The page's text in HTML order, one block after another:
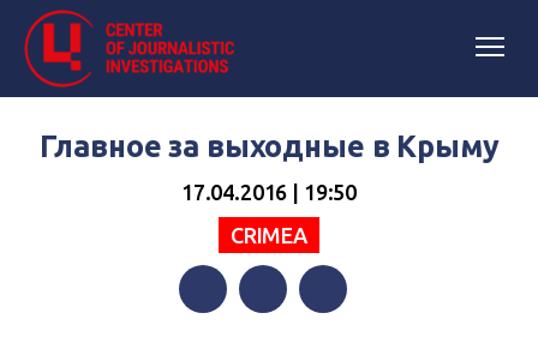
Главное за выходные в Крыму
17.04.2016 | 19:50
CRIMEA